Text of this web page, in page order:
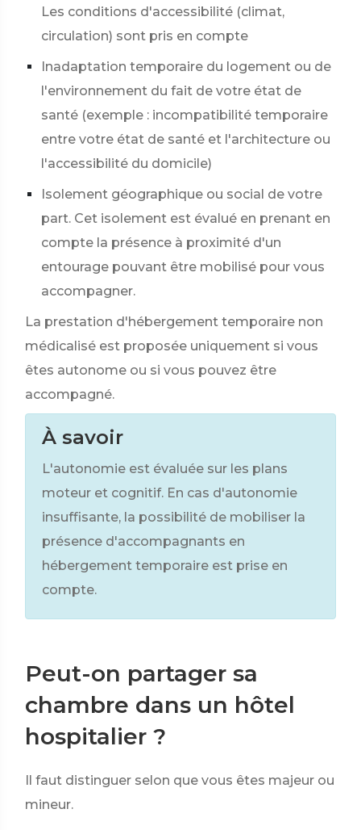
Les conditions d'accessibilité (climat,
circulation) sont pris en compte
Inadaptation temporaire du logement ou de
l'environnement du fait de votre état de
santé (exemple : incompatibilité temporaire
entre votre état de santé et l'architecture ou
l'accessibilité du domicile)
Isolement géographique ou social de votre
part. Cet isolement est évalué en prenant en
compte la présence à proximité d'un
entourage pouvant être mobilisé pour vous
accompagner.
La prestation d'hébergement temporaire non
médicalisé est proposée uniquement si vous
êtes autonome ou si vous pouvez être
accompagné.
À savoir
L'autonomie est évaluée sur les plans
moteur et cognitif. En cas d'autonomie
insuffisante, la possibilité de mobiliser la
présence d'accompagnants en
hébergement temporaire est prise en
compte.
Peut-on partager sa
chambre dans un hôtel
hospitalier ?
Il faut distinguer selon que vous êtes majeur ou
mineur.